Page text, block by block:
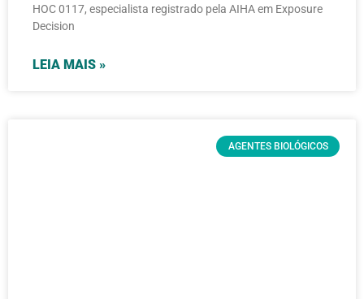
HOC 0117, especialista registrado pela AIHA em Exposure
Decision
LEIA MAIS »
AGENTES BIOLÓGICOS